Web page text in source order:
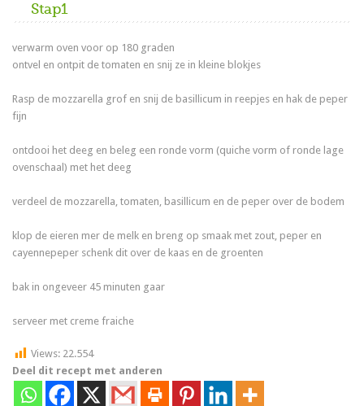
Stap1
verwarm oven voor op 180 graden
ontvel en ontpit de tomaten en snij ze in kleine blokjes
Rasp de mozzarella grof en snij de basillicum in reepjes en hak de peper
fijn
ontdooi het deeg en beleg een ronde vorm (quiche vorm of ronde lage
ovenschaal) met het deeg
verdeel de mozzarella, tomaten, basillicum en de peper over de bodem
klop de eieren mer de melk en breng op smaak met zout, peper en
cayennepeper schenk dit over de kaas en de groenten
bak in ongeveer 45 minuten gaar
serveer met creme fraiche
Views: 22.554
Deel dit recept met anderen